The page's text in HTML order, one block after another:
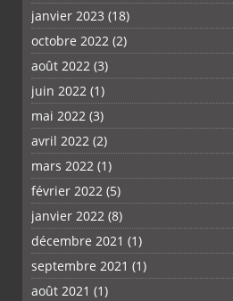
janvier 2023 (18)
octobre 2022 (2)
août 2022 (3)
juin 2022 (1)
mai 2022 (3)
avril 2022 (2)
mars 2022 (1)
février 2022 (5)
janvier 2022 (8)
décembre 2021 (1)
septembre 2021 (1)
août 2021 (1)